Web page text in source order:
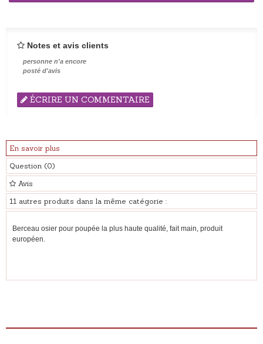
Notes et avis clients
personne n'a encore
posté d'avis
ÉCRIRE UN COMMENTAIRE
En savoir plus
Question (0)
Avis
11 autres produits dans la même catégorie :
Berceau osier pour poupée la plus haute qualité, fait main, produit
européen.